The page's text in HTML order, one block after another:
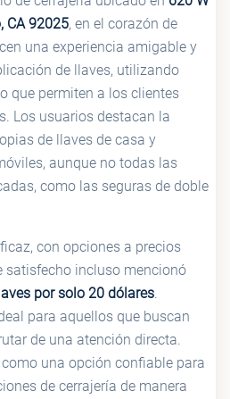
CA 92025, en el corazón de
una experiencia amigable y
de llaves, utilizando
que permiten a los clientes
Los usuarios destacan la
de llaves de casa y
aunque no todas las
como las seguras de doble
con opciones a precios
satisfecho incluso mencionó
por solo 20 dólares
para aquellos que buscan
de una atención directa.
una opción confiable para
de cerrajería de manera